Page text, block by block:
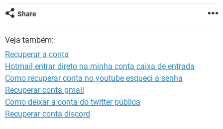
OUTLOOK
GUIA DE COMPRAS
Share
Veja também:
Recuperar a conta
Hotmail entrar direto na minha conta caixa de entrada
Como recuperar conta no youtube esqueci a senha
Recuperar conta gmail
Como deixar a conta do twitter pública
Recuperar conta discord